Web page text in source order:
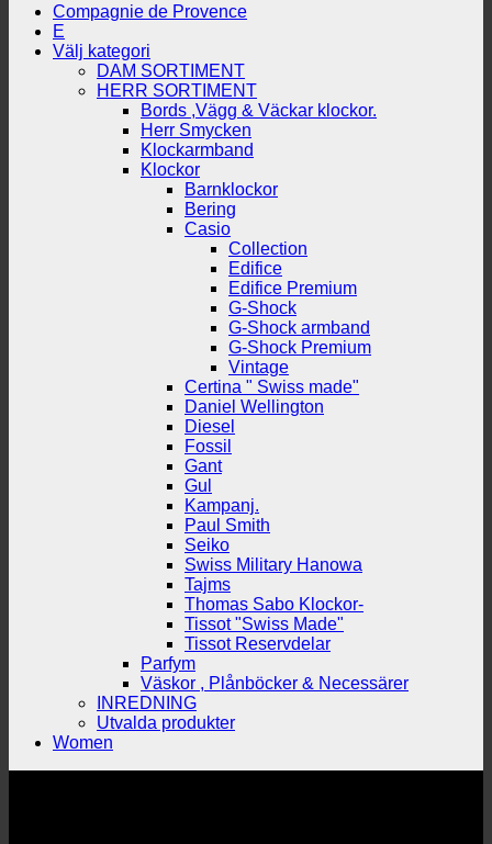
Compagnie de Provence
E
Välj kategori
DAM SORTIMENT
HERR SORTIMENT
Bords ,Vägg & Väckar klockor.
Herr Smycken
Klockarmband
Klockor
Barnklockor
Bering
Casio
Collection
Edifice
Edifice Premium
G-Shock
G-Shock armband
G-Shock Premium
Vintage
Certina " Swiss made"
Daniel Wellington
Diesel
Fossil
Gant
Gul
Kampanj.
Paul Smith
Seiko
Swiss Military Hanowa
Tajms
Thomas Sabo Klockor-
Tissot "Swiss Made"
Tissot Reservdelar
Parfym
Väskor , Plånböcker & Necessärer
INREDNING
Utvalda produkter
Women